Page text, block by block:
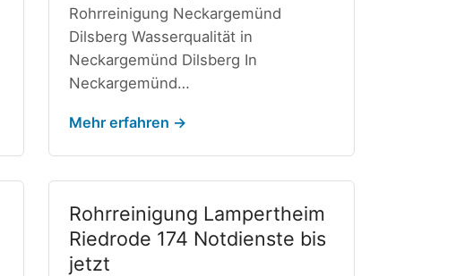
Rohrreinigung Neckargemünd
Dilsberg Wasserqualität in
Neckargemünd Dilsberg In
Neckargemünd…
Mehr erfahren →
Rohrreinigung Lampertheim
Riedrode 174 Notdienste bis
jetzt